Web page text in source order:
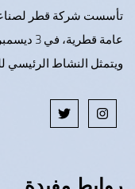
تأسست شركة قطر
ويتمثل النشاط